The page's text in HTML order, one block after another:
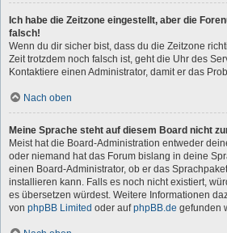
Ich habe die Zeitzone eingestellt, aber die
falsch!
Wenn du dir sicher bist, dass du die Zeitzone
Zeit trotzdem noch falsch ist, geht die Uhr des
Kontaktiere einen Administrator, damit er das
Nach oben
Meine Sprache steht auf diesem Board nicht
Meist hat die Board-Administration entweder
oder niemand hat das Forum bislang in deine
einen Board-Administrator, ob er das
installieren kann. Falls es noch nicht existiert,
es übersetzen würdest. Weitere Informationen
von phpBB Limited oder aufphpBB.de gefunden